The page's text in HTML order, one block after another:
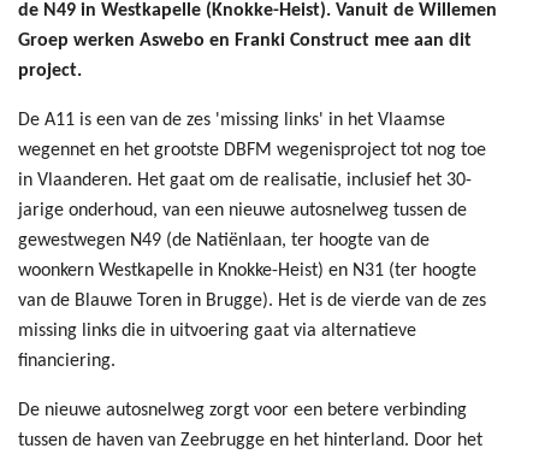
de N49 in Westkapelle (Knokke-Heist). Vanuit de Willemen
Groep werken Aswebo en Franki Construct mee aan dit
project.
De A11 is een van de zes 'missing links' in het Vlaamse
wegennet en het grootste DBFM wegenisproject tot nog toe
in Vlaanderen. Het gaat om de realisatie, inclusief het 30-
jarige onderhoud, van een nieuwe autosnelweg tussen de
gewestwegen N49 (de Natiënlaan, ter hoogte van de
woonkern Westkapelle in Knokke-Heist) en N31 (ter hoogte
van de Blauwe Toren in Brugge). Het is de vierde van de zes
missing links die in uitvoering gaat via alternatieve
financiering.
De nieuwe autosnelweg zorgt voor een betere verbinding
tussen de haven van Zeebrugge en het hinterland. Door het